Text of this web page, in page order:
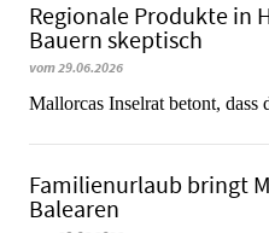
Regionale Produkte in
Bauern skeptisch
vom 29.06.2026
Mallorcas Inselrat betont, dass
Familienurlaub bringt
Balearen